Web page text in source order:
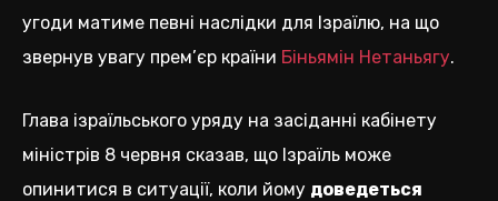
угоди матиме певні наслідки для Ізраїлю, на що
звернув увагу прем’єр країни Біньямін Нетаньягу.
Глава ізраїльського уряду на засіданні кабінету
міністрів 8 червня сказав, що Ізраїль може
опинитися в ситуації, коли йому доведеться